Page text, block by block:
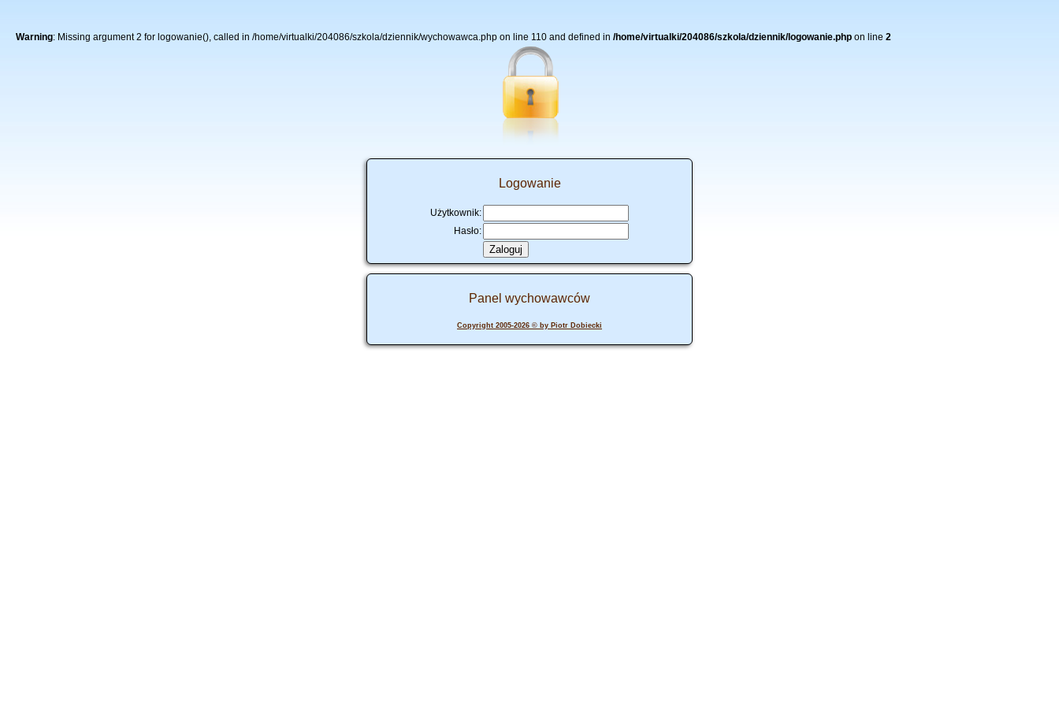
Warning: Missing argument 2 for logowanie(), called in /home/virtualki/204086/szkola/dziennik/wychowawca.php on line 110 and defined in /home/virtualki/204086/szkola/dziennik/logowanie.php on line 2
Logowanie
Użytkownik:
Hasło:
Panel wychowawców
Copyright 2005-2026 © by Piotr Dobiecki